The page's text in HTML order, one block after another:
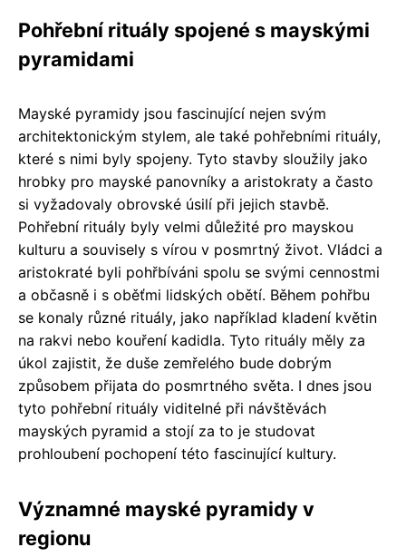
Pohřební rituály spojené s mayskými
pyramidami
Mayské pyramidy jsou fascinující nejen svým
architektonickým stylem, ale také pohřebními rituály,
které s nimi byly spojeny. Tyto stavby sloužily jako
hrobky pro mayské panovníky a aristokraty a často
si vyžadovaly obrovské úsilí při jejich stavbě.
Pohřební rituály byly velmi důležité pro mayskou
kulturu a souvisely s vírou v posmrtný život. Vládci a
aristokraté byli pohřbíváni spolu se svými cennostmi
a občasně i s oběťmi lidských obětí. Během pohřbu
se konaly různé rituály, jako například kladení květin
na rakvi nebo kouření kadidla. Tyto rituály měly za
úkol zajistit, že duše zemřelého bude dobrým
způsobem přijata do posmrtného světa. I dnes jsou
tyto pohřební rituály viditelné při návštěvách
mayských pyramid a stojí za to je studovat
prohloubení pochopení této fascinující kultury.
Významné mayské pyramidy v
regionu